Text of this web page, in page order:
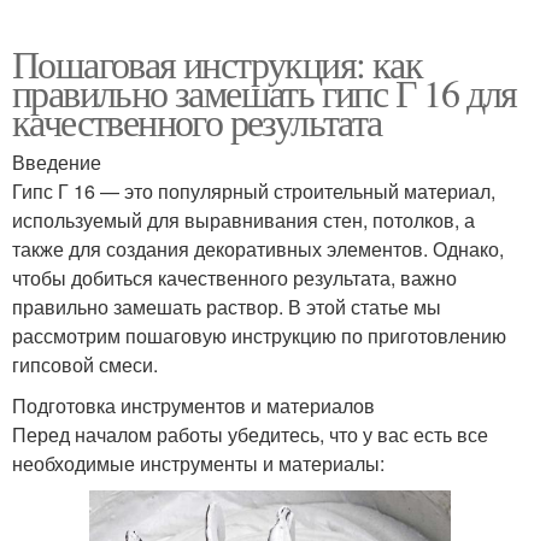
Пошаговая инструкция: как
правильно замешать гипс Г 16 для
качественного результата
Введение
Гипс Г 16 — это популярный строительный материал,
используемый для выравнивания стен, потолков, а
также для создания декоративных элементов. Однако,
чтобы добиться качественного результата, важно
правильно замешать раствор. В этой статье мы
рассмотрим пошаговую инструкцию по приготовлению
гипсовой смеси.
Подготовка инструментов и материалов
Перед началом работы убедитесь, что у вас есть все
необходимые инструменты и материалы: